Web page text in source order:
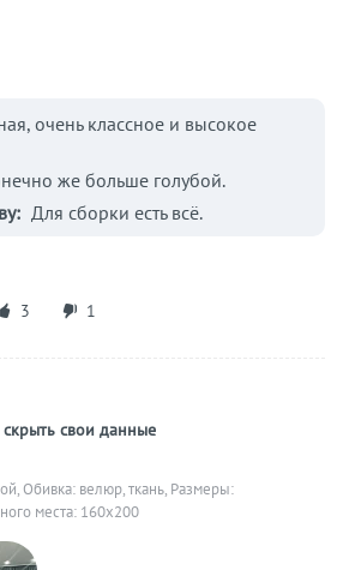
очень классное и высокое
же больше голубой.
Для сборки есть всё.
3 1
свои данные
Обивка: велюр, ткань, Размеры:
места: 160х200